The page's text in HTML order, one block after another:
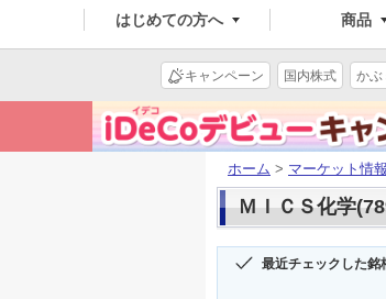
はじめての方へ 商品
キャンペーン 国内株式 かぶ
ホーム > マーケット情報
ＭＩＣＳ化学
最近チェックした銘